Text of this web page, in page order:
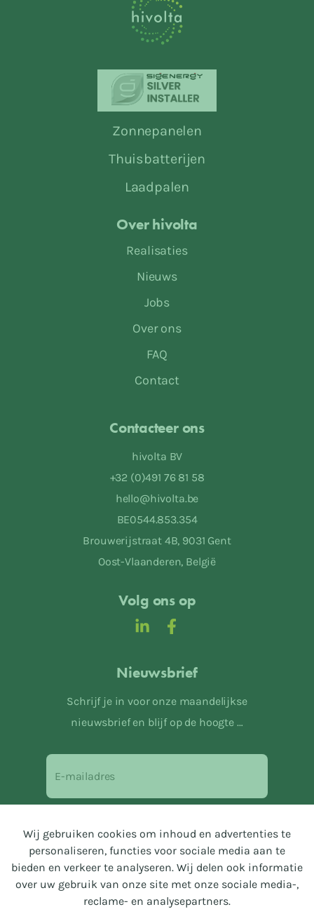
Zonnepanelen
Thuisbatterijen
Laadpalen
Over hivolta
Realisaties
Nieuws
Jobs
Over ons
FAQ
Contact
Contacteer ons
hivolta BV
+32 (0)491 76 81 58
hello@hivolta.be
BE0544.853.354
Brouwerijstraat 4B, 9031 Gent
Oost-Vlaanderen, België
Volg ons op
Nieuwsbrief
Schrijf je in voor onze maandelijkse
nieuwsbrief en blijf op de hoogte …
Verzenden
Wij gebruiken cookies om inhoud en advertenties te
personaliseren, functies voor sociale media aan te
bieden en verkeer te analyseren. Wij delen ook informatie
over uw gebruik van onze site met onze sociale media-,
reclame- en analysepartners.